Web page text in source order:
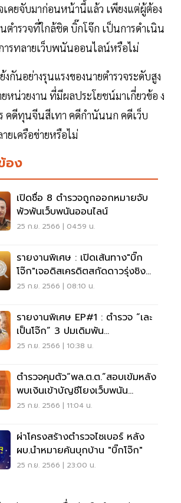
คยจับมาก่อนหน้านี้แล้ว เพียงแต่ผู้ต้อง
ตำรวจที่ใกล้ชิด บิ๊กโจ๊ก เป็นการดำเนิน
ารทลายเว็บพนันออนไลน์หรือไม่
กันอย่างรุนแรงของนายตำรวจระดับสูง
หน่วยงาน ที่มีผลประโยชน์มาเกี่ยวข้อ ง
คดีทุนจีนสีเทา คดีกำนันนก คดีเว็บ
เครือข่ายหรือไม่
อง
เปิดชื่อ 8 ตำรวจถูกออกหมายจับ
พัวพันเว็บพนันออนไลน์
25 ก.ย. 2566 | 04:59 น.
รายงานพิเศษ : เปิดเส้นทาง"บิ๊ก
โจ๊ก"เจอดิสเครดิตสกัดดาวรุ่งชิง
ผบ.ตร.
25 ก.ย. 2566 | 08:10 น.
รายงานพิเศษ EP#1 : ตำรวจ “เละ
เป็นโจ๊ก” 3 ปมเดิมพัน
เก้าอี้“ผบ.ตร.”
25 ก.ย. 2566 | 10:38 น.
ตำรวจคุมตัว“พล.ต.ต.”สอบเข้มหลัง
พบเงินเข้าบัญชีโยงเว็บพนัน
ออนไลน์
25 ก.ย. 2566 | 11:04 น.
ผ่าโครงสร้างตำรวจไซเบอร์ หลัง
ผบ.นำหมายค้นบุกบ้าน "บิ๊กโจ๊ก"
25 ก.ย. 2566 | 23:00 น.